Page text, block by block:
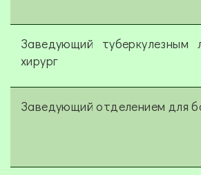
Заведующий туберкулезным
хирург
Заведующий отделением для